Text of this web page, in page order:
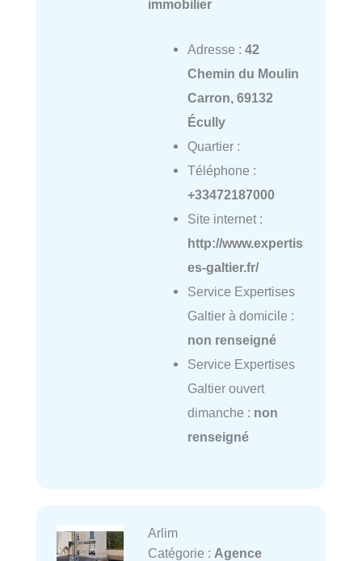
immobilier
Adresse : 42
Chemin du Moulin
Carron, 69132
Écully
Quartier :
Téléphone :
+33472187000
Site internet :
http://www.expertis
es-galtier.fr/
Service Expertises
Galtier à domicile :
non renseigné
Service Expertises
Galtier ouvert
dimanche : non
renseigné
Arlim
Catégorie : Agence